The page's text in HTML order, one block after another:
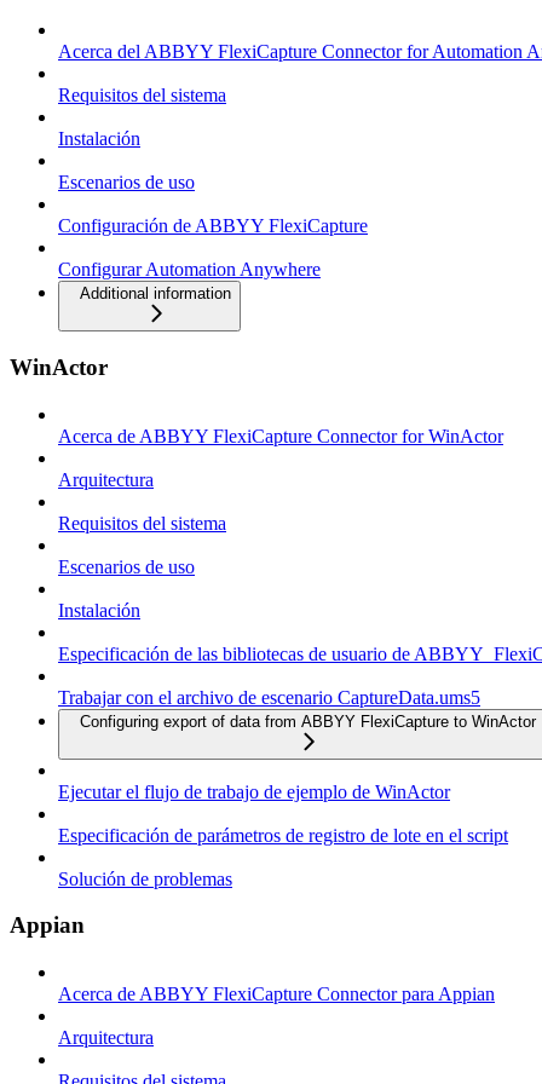
Acerca del ABBYY FlexiCapture Connector for Automation
Requisitos del sistema
Instalación
Escenarios de uso
Configuración de ABBYY FlexiCapture
Configurar Automation Anywhere
Additional information
WinActor
Acerca de ABBYY FlexiCapture Connector for WinActor
Arquitectura
Requisitos del sistema
Escenarios de uso
Instalación
Especificación de las bibliotecas de usuario de
Trabajar con el archivo de escenario CaptureData.ums5
Configuring export of data from ABBYY FlexiCapture to WinActor
Ejecutar el flujo de trabajo de ejemplo de WinActor
Especificación de parámetros de registro de lote en el script
Solución de problemas
Appian
Acerca de ABBYY FlexiCapture Connector para Appian
Arquitectura